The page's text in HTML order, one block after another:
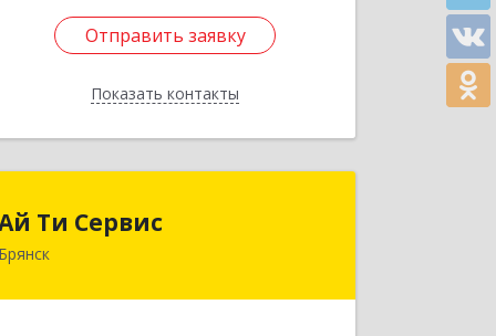
Отправить заявку
Показать контакты
Отправить заявку
Назад
Ти Сервис
Брянск